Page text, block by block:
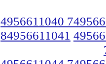
4956611040
84956611041